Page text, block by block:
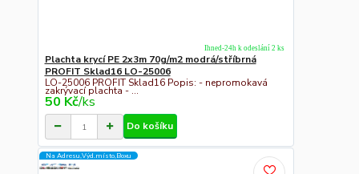
Plachta krycí PE 2x3m 70g/m2 modrá/stříbrná
PROFIT Sklad16 LO-25006
LO-25006 PROFIT Sklad16 Popis: - nepromokavá
zakrývací plachta - ...
50 Kč/ks
Ihned-24h k odeslání 2 ks
Do košíku
Na Adresu,Výd.místo,Boxu